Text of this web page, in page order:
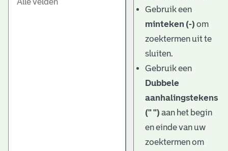
Gebruik een
minteken (-) om
zoektermen uit te
sluiten.
Gebruik een
Dubbele
aanhalingstekens
(" ") aan het begin
en einde van uw
zoektermen om